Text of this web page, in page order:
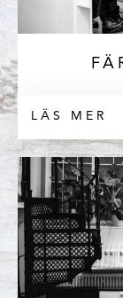
LÄS MER